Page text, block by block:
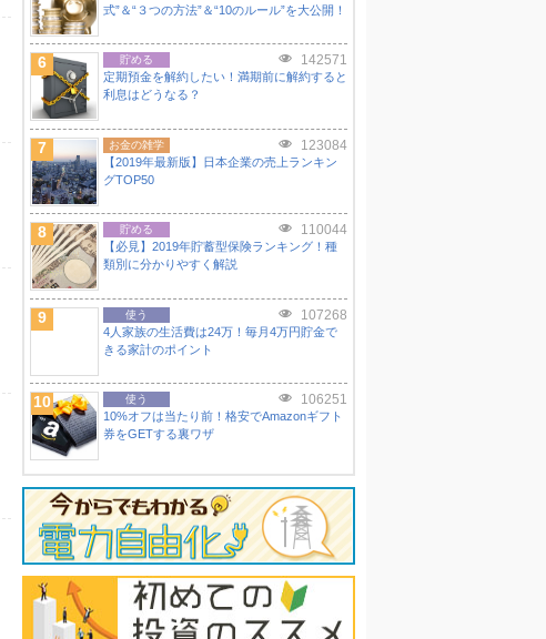
式”＆“３つの方法”＆“10のルール”を大公開！
6 貯める 142571
定期預金を解約したい！満期前に解約すると
利息はどうなる？
7 お金の雑学 123084
【2019年最新版】日本企業の売上ランキン
グTOP50
8 貯める 110044
【必見】2019年貯蓄型保険ランキング！種
類別に分かりやすく解説
9 使う 107268
4人家族の生活費は24万！毎月4万円貯金で
きる家計のポイント
10 使う 106251
10%オフは当たり前！格安でAmazonギフト
券をGETする裏ワザ